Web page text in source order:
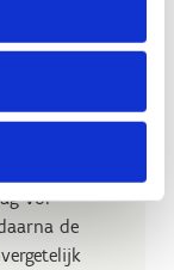
je
vol
de